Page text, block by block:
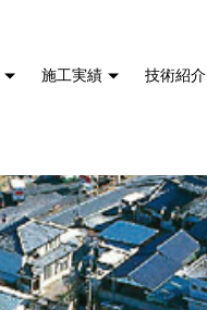
施工実績 技術紹介